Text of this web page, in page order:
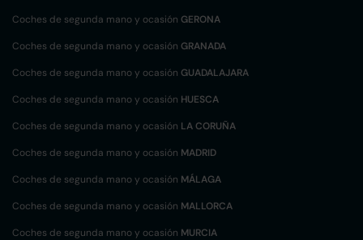
Coches de segunda mano y ocasión GERONA
Coches de segunda mano y ocasión GRANADA
Coches de segunda mano y ocasión GUADALAJARA
Coches de segunda mano y ocasión HUESCA
Coches de segunda mano y ocasión LA CORUÑA
Coches de segunda mano y ocasión MADRID
Coches de segunda mano y ocasión MÁLAGA
Coches de segunda mano y ocasión MALLORCA
Coches de segunda mano y ocasión MURCIA